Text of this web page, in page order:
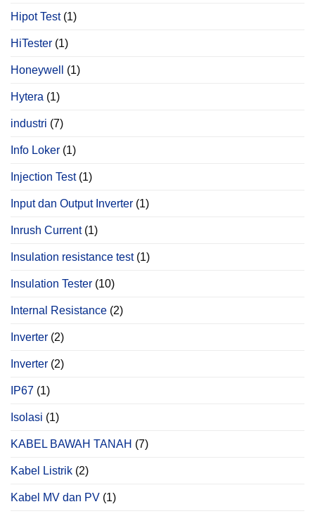
Hipot Test(1)
HiTester (1)
Honeywell (1)
Hytera (1)
industri (7)
Info Loker (1)
Injection Test(1)
Input dan Output Inverter (1)
Inrush Current(1)
Insulation resistance test(1)
Insulation Tester (10)
Internal Resistance (2)
Inverter (2)
Inverter (2)
IP67 (1)
Isolasi (1)
KABEL BAWAH TANAH (7)
Kabel Listrik (2)
Kabel MV dan PV (1)